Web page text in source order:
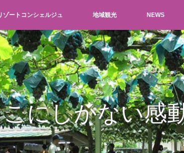
ゾートコンシェルジュ 地域観光 NEWS
にしかない感